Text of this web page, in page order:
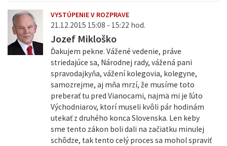
VYSTÚPENIE V ROZPRAVE
21.12.2015 15:08 - 15:22 hod.
Jozef Mikloško
Ďakujem pekne. Vážené vedenie, práve
striedajúce sa, Národnej rady, vážená pani
spravodajkyňa, vážení kolegovia, kolegyne,
samozrejme, aj mňa mrzí, že musíme toto
preberať tu pred Vianocami, najmä mi je ľúto
Východniarov, ktorí museli kvôli pár hodinám
utekať z druhého konca Slovenska. Len keby
sme tento zákon boli dali na začiatku minulej
schôdze, tak tento celý proces sa mohol spraviť